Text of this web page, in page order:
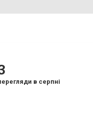
в серпні